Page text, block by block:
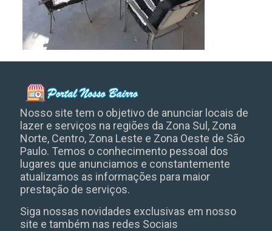
Nosso site tem o objetivo de anunciar locais de
lazer e serviços na regiões da Zona Sul, Zona
Norte, Centro, Zona Leste e Zona Oeste de São
Paulo. Temos o conhecimento pessoal dos
lugares que anunciamos e constantemente
atualizamos as informações para maior
prestação de serviços.
Siga nossas novidades exclusivas em nosso
site e também nas redes Sociais